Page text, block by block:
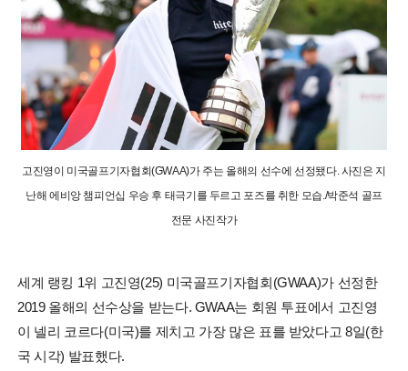
고진영이 미국골프기자협회(GWAA)가 주는 올해의 선수에 선정됐다. 사진은 지
난해 에비앙 챔피언십 우승 후 태극기를 두르고 포즈를 취한 모습./박준석 골프
전문 사진작가
세계 랭킹 1위 고진영(25) 미국골프기자협회(GWAA)가 선정한
2019 올해의 선수상을 받는다. GWAA는 회원 투표에서 고진영
이 넬리 코르다(미국)를 제치고 가장 많은 표를 받았다고 8일(한
국 시각) 발표했다.